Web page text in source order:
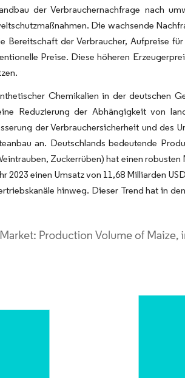
der Verbrauchernachfrage nach
Die wachsende
der Verbraucher, Aufpreise
Preise. Diese höheren
Chemikalien in der deutschen
Reduzierung der Abhängigkeit von
der Verbrauchersicherheit und des
an. Deutschlands bedeutende
Zuckerrüben) hat einen
2023 einen Umsatz von 11,68 Milliarden
hinweg. Dieser Trend hat in